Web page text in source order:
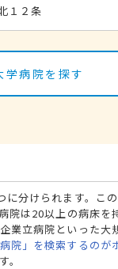
１２条
病院を探す
分けられます。こ
院は20以上の病床を
業立病院といった大
病院」を検索するのが
。